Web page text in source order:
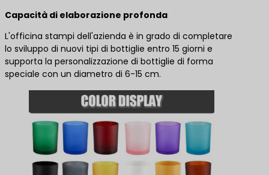
Capacità di elaborazione profonda
L'officina stampi dell'azienda è in grado di completare
lo sviluppo di nuovi tipi di bottiglie entro 15 giorni e
supporta la personalizzazione di bottiglie di forma
speciale con un diametro di 6-15 cm.